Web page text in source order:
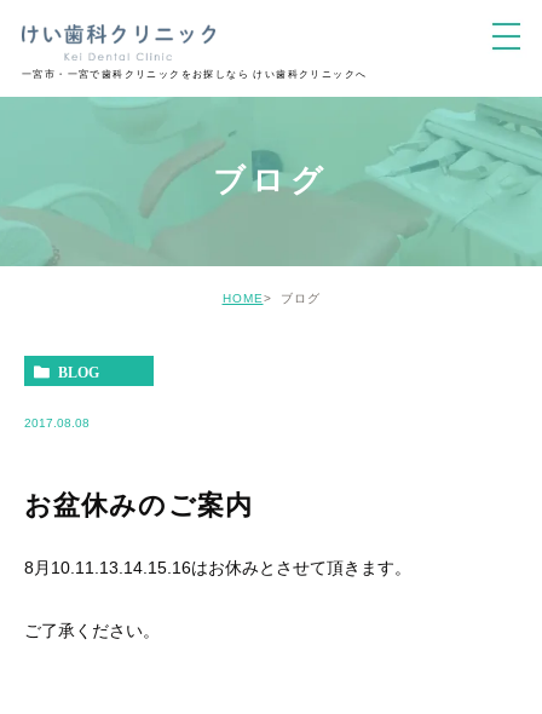
一宮市・一宮で歯科クリニックをお探しなら けい歯科クリニックへ
ブログ
HOME ブログ
BLOG
2017.08.08
お盆休みのご案内
8月10.11.13.14.15.16はお休みとさせて頂きます。
ご了承ください。